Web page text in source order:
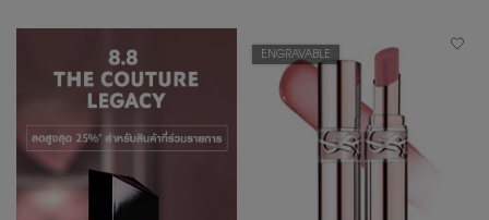
ENGRAVABLE